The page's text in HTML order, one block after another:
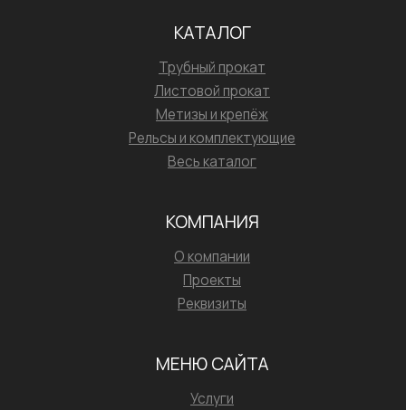
КАТАЛОГ
Трубный прокат
Листовой прокат
Метизы и крепёж
Рельсы и комплектующие
Весь каталог
КОМПАНИЯ
О компании
Проекты
Реквизиты
МЕНЮ САЙТА
Услуги